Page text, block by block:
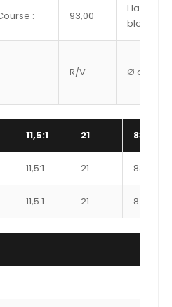
: 93,00
Hauteur
bloc :
R/V Ø axe
11,5:1 21 8300XX
11,5:1 21 8350XX
11,5:1 21 8400XX